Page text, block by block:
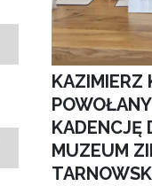
KAZIMIERZ
KADENCJĘ
MUZEUM